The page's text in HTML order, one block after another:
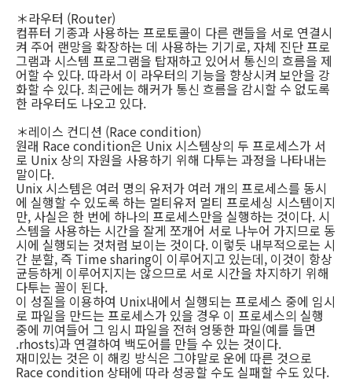
＊라우터 (Router)
컴퓨터 기종과 사용하는 프로토콜이 다른 랜들을 서로 연결시
켜 주어 랜망을 확장하는 데 사용하는 기기로, 자체 진단 프로
그램과 시스템 프로그램을 탑재하고 있어서 통신의 흐름을 제
어할 수 있다. 따라서 이 라우터의 기능을 향상시켜 보안을 강
화할 수 있다. 최근에는 해커가 통신 흐름을 감시할 수 없도록
한 라우터도 나오고 있다.
＊레이스 컨디션 (Race condition)
원래 Race condition은 Unix 시스템상의 두 프로세스가 서
로 Unix 상의 자원을 사용하기 위해 다투는 과정을 나타내는
말이다.
Unix 시스템은 여러 명의 유저가 여러 개의 프로세스를 동시
에 실행할 수 있도록 하는 멀티유저 멀티 프로세싱 시스템이지
만, 사실은 한 번에 하나의 프로세스만을 실행하는 것이다. 시
스템을 사용하는 시간을 잘게 쪼개어 서로 나누어 가지므로 동
시에 실행되는 것처럼 보이는 것이다. 이렇듯 내부적으로는 시
간 분할, 즉 Time sharing이 이루어지고 있는데, 이것이 항상
균등하게 이루어지지는 않으므로 서로 시간을 차지하기 위해
다투는 꼴이 된다.
이 성질을 이용하여 Unix내에서 실행되는 프로세스 중에 임시
로 파일을 만드는 프로세스가 있을 경우 이 프로세스의 실행
중에 끼여들어 그 임시 파일을 전혀 엉뚱한 파일(예를 들면
.rhosts)과 연결하여 백도어를 만들 수 있는 것이다.
재미있는 것은 이 해킹 방식은 그야말로 운에 따른 것으로
Race condition 상태에 따라 성공할 수도 실패할 수도 있다.